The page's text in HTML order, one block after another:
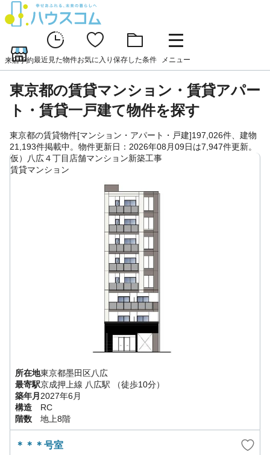
来店予約最近見た物件お気に入り 保存した条件 メニュー
東京都の賃貸マンション・賃貸アパー
ト・賃貸一戸建て物件を探す
東京都の賃貸物件[マンション・アパート・戸建]197,026件、建物
21,193件掲載中。物件更新日：2026年08月09日は7,947件更新。
仮）八広４丁目店舗マンション新築工事
賃貸マンション
所在地東京都墨田区八広
最寄駅京成押上線 八広駅
（徒歩10分）
築年月 2027年6月
構造
RC
階数
地上8階
＊＊＊号室